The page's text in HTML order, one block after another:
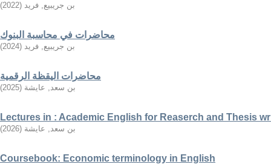
بن جريبيع, فريد (
2022
)
محاضرات في محاسبة البنوك
بن جريبيع, فريد (
2024
)
محاضرات اليقظة الرقمية
بن سعد, عايشة (
2025
)
Lectures in : Academic English for Reaserch and Thesis
بن سعد, عايشة (
2026
)
Coursebook: Economic terminology in English